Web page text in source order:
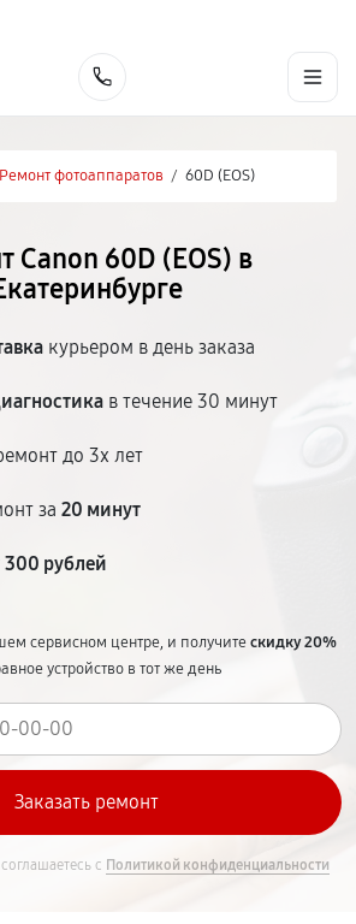
Ремонт фотоаппаратов / 60D (EOS)
Canon 60D (EOS) в
курьером в день заказа
в течение 30 минут
до 3х лет
за 20 минут
300 рублей
сервисном центре, и получитескидку 20%
устройство в тот же день
с Политикой конфиденциальности